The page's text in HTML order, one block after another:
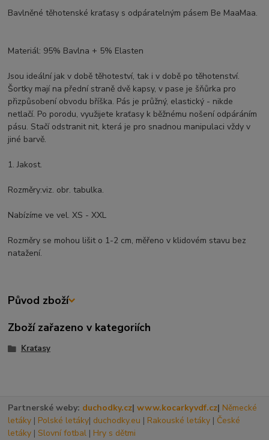
Bavlněné těhotenské kraťasy s odpáratelným pásem Be MaaMaa.
Materiál: 95% Bavlna + 5% Elasten
Jsou ideální jak v době těhoteství, tak i v době po těhotenství.
Šortky mají na přední straně dvě kapsy, v pase je šňůrka pro
přizpůsobení obvodu bříška. Pás je průžný, elastický - nikde
netlačí. Po porodu, využijete kraťasy k běžnému nošení odpáráním
pásu. Stačí odstranit nit, která je pro snadnou manipulaci vždy v
jiné barvě.
1. Jakost.
Rozměry:viz. obr. tabulka.
Nabízíme ve vel. XS - XXL
Rozměry se mohou lišit o 1-2 cm, měřeno v klidovém stavu bez
natažení.
Původ zboží
Zboží zařazeno v kategoriích
Kraťasy
Partnerské weby: duchodky.cz|www.kocarkyvdf.cz| Německé
letáky | Polské letáky| duchodky.eu | Rakouské letáky | České
letáky | Slovní fotbal | Hry s dětmi